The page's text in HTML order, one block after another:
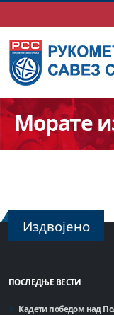
Морате
Издвојено
ПОСЛЕДЊЕ ВЕСТИ
Кадети победом над